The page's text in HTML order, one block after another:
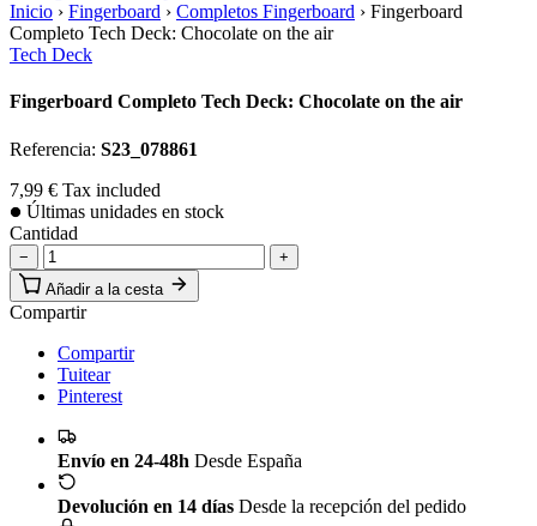
Inicio › Fingerboard › Completos Fingerboard › Fingerboard
Completo Tech Deck: Chocolate on the air
Tech Deck
Fingerboard Completo Tech Deck: Chocolate on the air
Referencia: S23_078861
7,99 € Tax included
Últimas unidades en stock
Cantidad
−
+
Añadir a la cesta
Compartir
Compartir
Tuitear
Pinterest
Envío en 24-48h Desde España
Devolución en 14 días Desde la recepción del pedido